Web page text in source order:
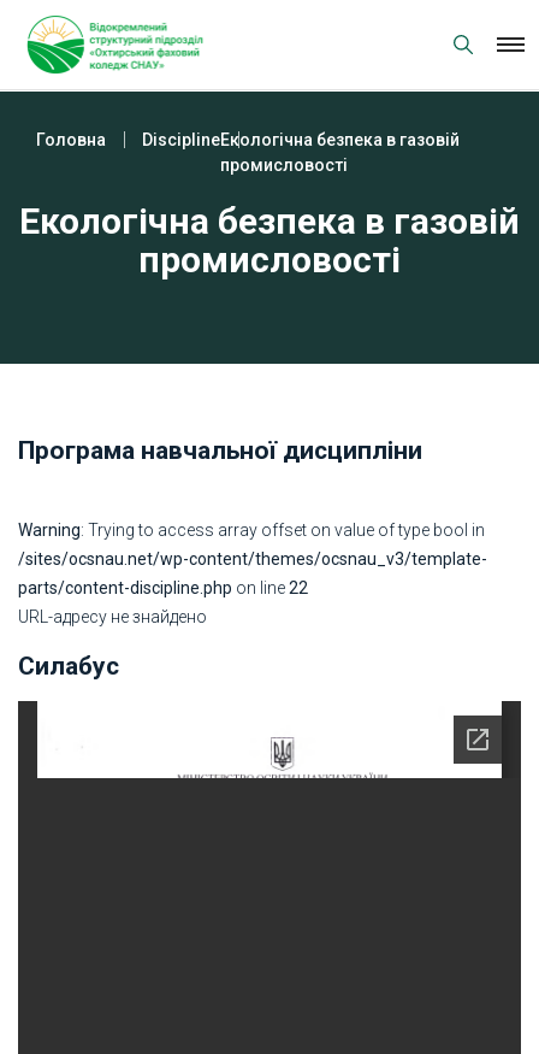
content
Головна DisciplineЕкологічна безпека в газовій
промисловості
Екологічна безпека в газовій
промисловості
Програма навчальної дисципліни
Warning: Trying to access array offset on value of type bool in
/sites/ocsnau.net/wp-content/themes/ocsnau_v3/template-
parts/content-discipline.php on line22
URL-адресу не знайдено
Силабус